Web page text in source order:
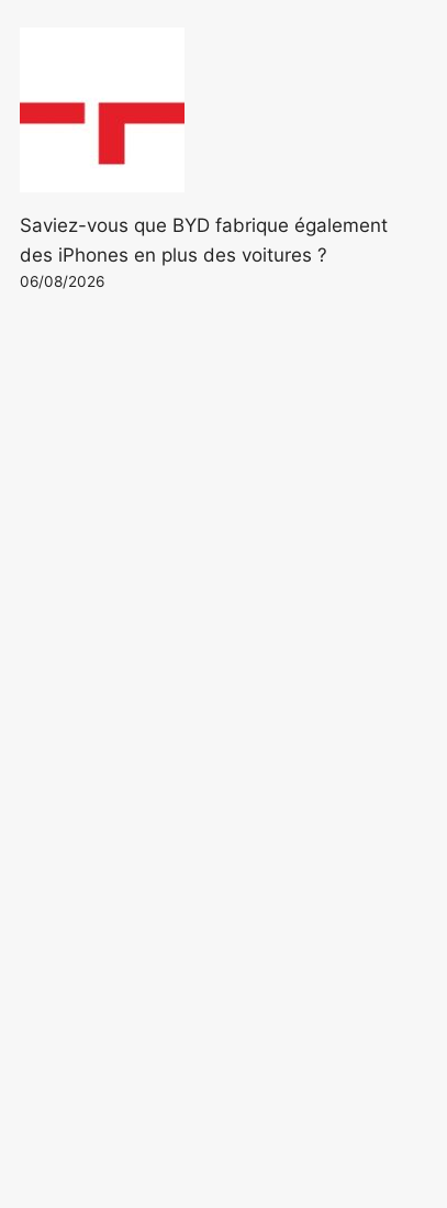
Saviez-vous que BYD fabrique également
des iPhones en plus des voitures ?
06/08/2026